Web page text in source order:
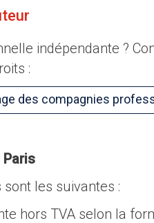
indépendante ?
:
des compagnies
les suivantes :
hors TVA selon la